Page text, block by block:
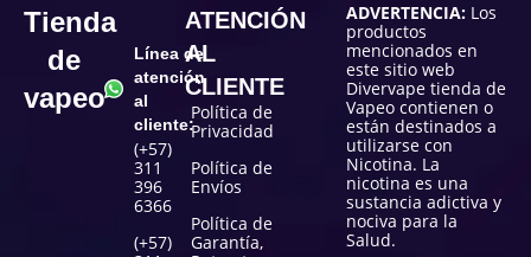
Tienda
de
vapeo
Línea de
atención
al
cliente:
(+57)
311
396
6366
(+57)
ATENCIÓN
AL
CLIENTE
Política de
Privacidad
Política de
Envíos
Política de
Garantía,
ADVERTENCIA: Los
productos
mencionados en
este sitio web
Divervape tienda de
Vapeo contienen o
están destinados a
utilizarse con
Nicotina. La
nicotina es una
sustancia adictiva y
nociva para la
Salud.